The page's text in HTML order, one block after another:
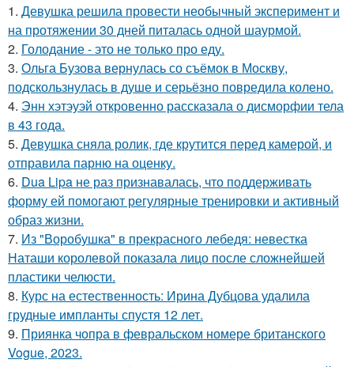
1. Девушка решила провести необычный эксперимент и
на протяжении 30 дней питалась одной шаурмой.
2. Голодание - это не только про еду.
3. Ольга Бузова вернулась со съёмок в Москву,
подскользнулась в душе и серьёзно повредила колено.
4. Энн хэтэуэй откровенно рассказала о дисморфии тела
в 43 года.
5. Девушка сняла ролик, где крутится перед камерой, и
отправила парню на оценку.
6. Dua Lipa не раз признавалась, что поддерживать
форму ей помогают регулярные тренировки и активный
образ жизни.
7. Из "Воробушка" в прекрасного лебедя: невестка
Наташи королевой показала лицо после сложнейшей
пластики челюсти.
8. Курс на естественность: Ирина Дубцова удалила
грудные импланты спустя 12 лет.
9. Приянка чопра в февральском номере британского
Vogue, 2023.